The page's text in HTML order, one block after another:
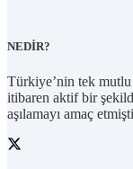
NEDİR?
Türkiye’nin tek mutlu
itibaren aktif bir
aşılamayı amaç